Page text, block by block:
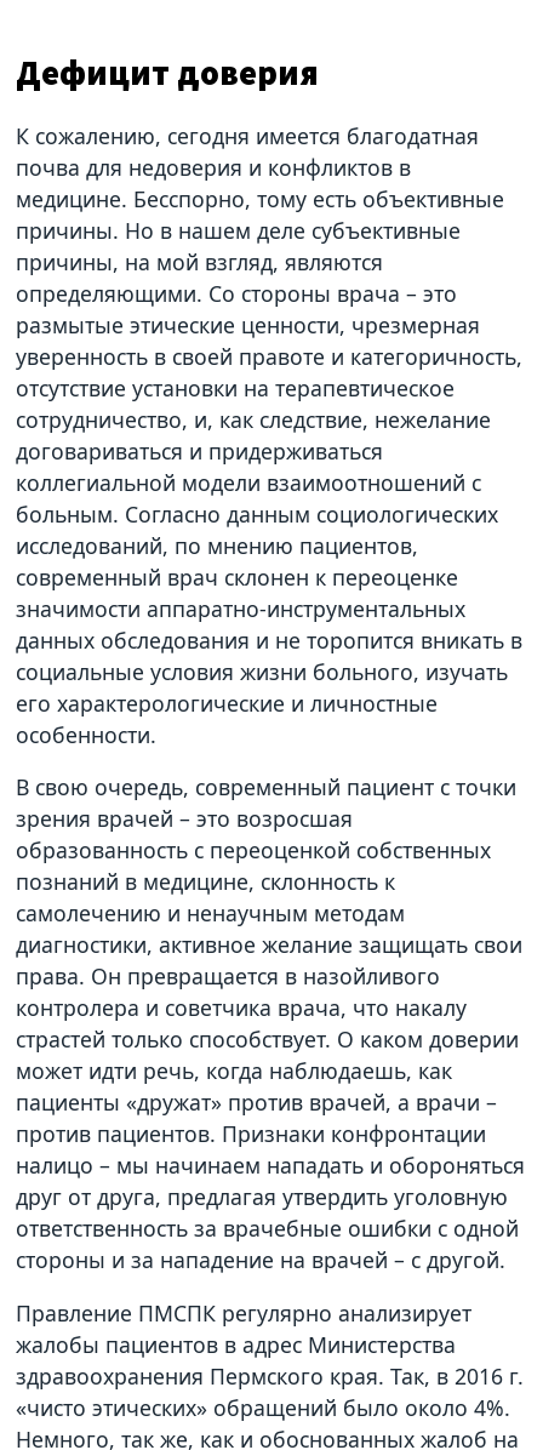
Дефицит доверия
К сожалению, сегодня имеется благодатная
почва для недоверия и конфликтов в
медицине. Бесспорно, тому есть объективные
причины. Но в нашем деле субъективные
причины, на мой взгляд, являются
определяющими. Со стороны врача – это
размытые этические ценности, чрезмерная
уверенность в своей правоте и категоричность,
отсутствие установки на терапевтическое
сотрудничество, и, как следствие, нежелание
договариваться и придерживаться
коллегиальной модели взаимоотношений с
больным. Согласно данным социологических
исследований, по мнению пациентов,
современный врач склонен к переоценке
значимости аппаратно-инструментальных
данных обследования и не торопится вникать в
социальные условия жизни больного, изучать
его характерологические и личностные
особенности.
В свою очередь, современный пациент с точки
зрения врачей – это возросшая
образованность с переоценкой собственных
познаний в медицине, склонность к
самолечению и ненаучным методам
диагностики, активное желание защищать свои
права. Он превращается в назойливого
контролера и советчика врача, что накалу
страстей только способствует. О каком доверии
может идти речь, когда наблюдаешь, как
пациенты «дружат» против врачей, а врачи –
против пациентов. Признаки конфронтации
налицо – мы начинаем нападать и обороняться
друг от друга, предлагая утвердить уголовную
ответственность за врачебные ошибки с одной
стороны и за нападение на врачей – с другой.
Правление ПМСПК регулярно анализирует
жалобы пациентов в адрес Министерства
здравоохранения Пермского края. Так, в 2016 г.
«чисто этических» обращений было около 4%.
Немного, так же, как и обоснованных жалоб на